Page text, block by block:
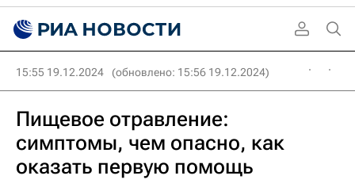
15:55 19.12.2024 (обновлено: 15:56 19.12.2024)
Пищевое отравление:
симптомы, чем опасно, как
оказать первую помощь